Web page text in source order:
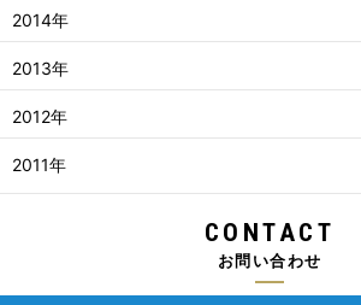
2014年
2013年
2012年
2011年
CONTACT
お問い合わせ